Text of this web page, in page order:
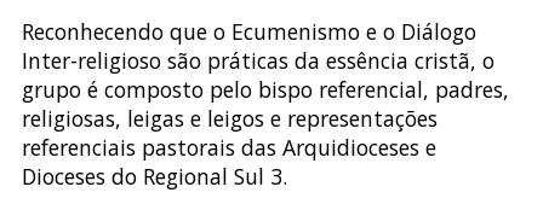
Reconhecendo que o Ecumenismo e o Diálogo
Inter-religioso são práticas da essência cristã, o
grupo é composto pelo bispo referencial, padres,
religiosas, leigas e leigos e representações
referenciais pastorais das Arquidioceses e
Dioceses do Regional Sul 3.